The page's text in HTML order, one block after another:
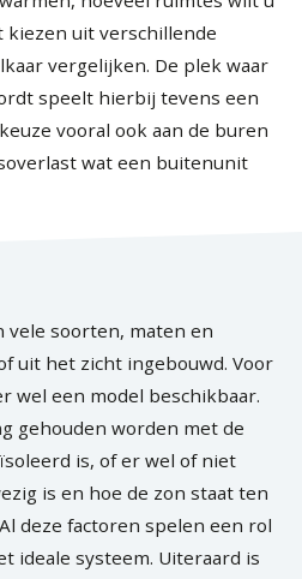
kiezen uit verschillende
vergelijken. De plek waar
speelt hierbij tevens een
vooral ook aan de buren
wat een buitenunit
soorten, maten en
uit het zicht ingebouwd. Voor
wel een model beschikbaar.
gehouden worden met de
is, of er wel of niet
is en hoe de zon staat ten
deze factoren spelen een rol
ideale systeem. Uiteraard is